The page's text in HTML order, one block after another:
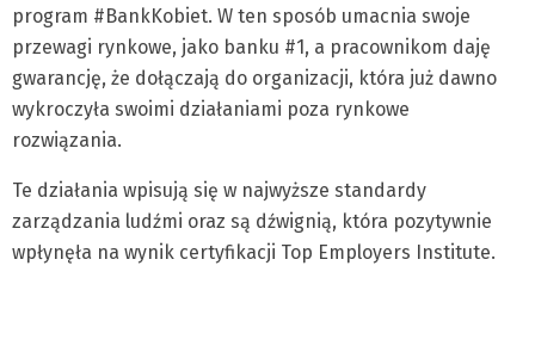
program #BankKobiet. W ten sposób umacnia swoje
przewagi rynkowe, jako banku #1, a pracownikom daję
gwarancję, że dołączają do organizacji, która już dawno
wykroczyła swoimi działaniami poza rynkowe
rozwiązania.
Te działania wpisują się w najwyższe standardy
zarządzania ludźmi oraz są dźwignią, która pozytywnie
wpłynęła na wynik certyfikacji Top Employers Institute.